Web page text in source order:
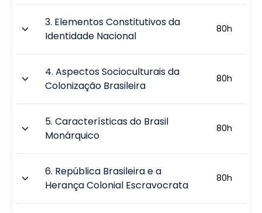
3. Elementos Constitutivos da
Identidade Nacional
80h
4.Aspectos Socioculturais da
Colonização Brasileira
80h
5.Características do Brasil
Monárquico
80h
6. República Brasileira e a
Herança Colonial Escravocrata
80h